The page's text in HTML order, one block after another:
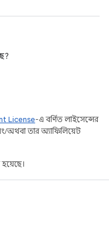
License-এ বর্ণিত লাইসেন্সের
অথবা তার অ্যাফিলিয়েট